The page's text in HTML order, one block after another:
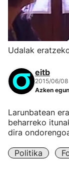
Udalak
eitb
2015/06/08
Azken
Larunbatean
beharreko
dira
Politika